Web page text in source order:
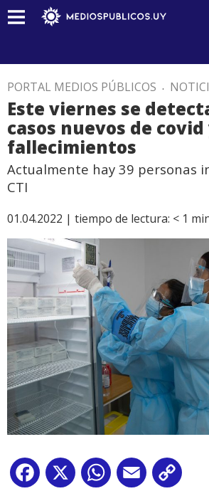
PORTAL MEDIOS PÚBLICOS .
Este viernes se
casos nuevos de
fallecimientos
Actualmente hay 39 personas
CTI
01.04.2022 | tiempo de lectura: < 1
Facebook
X WhatsApp
Email